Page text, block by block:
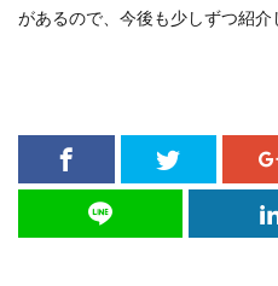
があるので、今後も少しずつ紹介